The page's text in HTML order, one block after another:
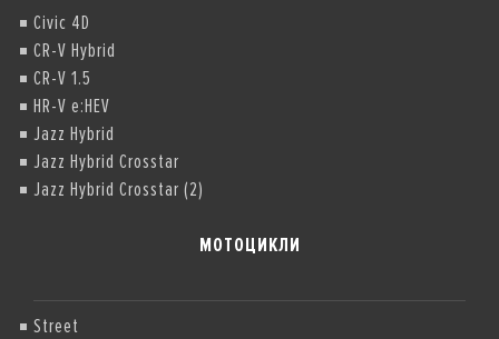
Civic 4D
CR-V Hybrid
CR-V 1.5
HR-V e:HEV
Jazz Hybrid
Jazz Hybrid Crosstar
Jazz Hybrid Crosstar (2)
МОТОЦИКЛИ
Street